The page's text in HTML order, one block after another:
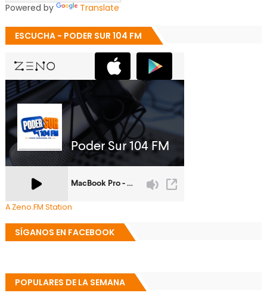
Powered by Translate
ESCUCHA - PODER SUR 104 FM
A Zeno.FM Station
SÍGANOS EN FACEBOOK
POPULARES DE LA SEMANA